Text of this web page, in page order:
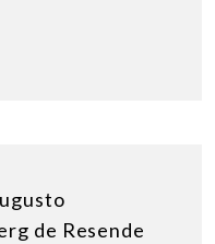
de Resende